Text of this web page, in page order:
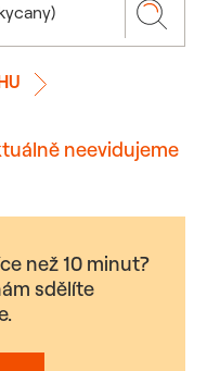
neevidujeme
než 10 minut?
sdělíte